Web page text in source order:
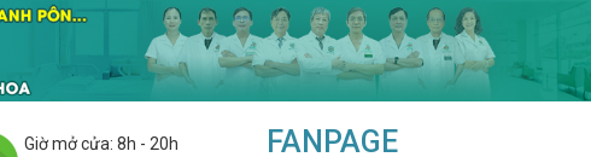
Giờ mở cửa: 8h - 20h FANPAGE